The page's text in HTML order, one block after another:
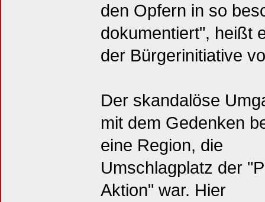
den Opfern in so
dokumentiert", heißt
der Bürgerinitiative
Der skandalöse
mit dem Gedenken
eine Region, die
Umschlagplatz der
Aktion" war. Hier